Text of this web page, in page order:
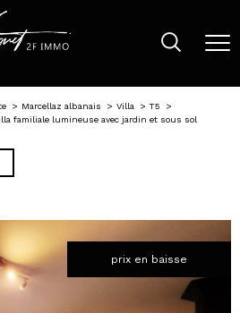
Marcellaz albanais Villa
T5
familiale lumineuse avec jardin et sous sol
prix en baisse